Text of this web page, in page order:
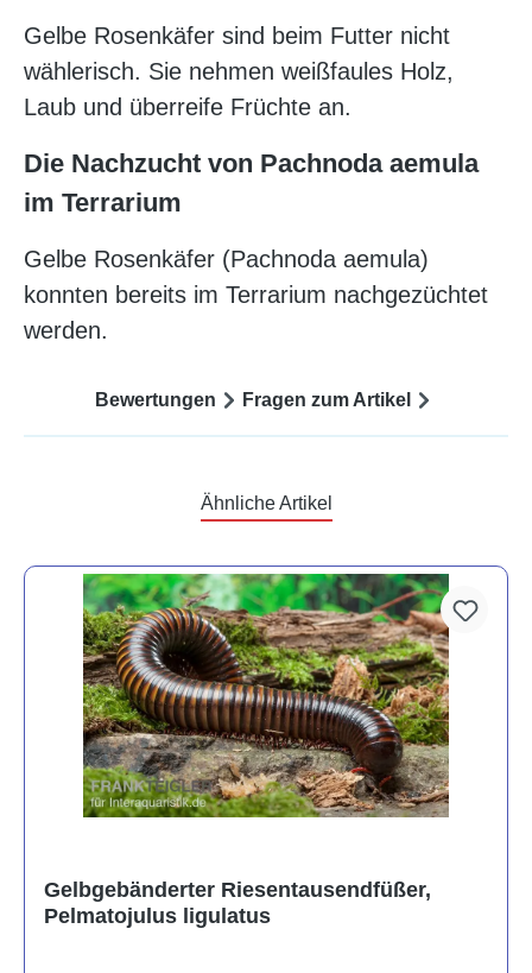
Gelbe Rosenkäfer sind beim Futter nicht
wählerisch. Sie nehmen weißfaules Holz,
Laub und überreife Früchte an.
Die Nachzucht von Pachnoda aemula
im Terrarium
Gelbe Rosenkäfer (Pachnoda aemula)
konnten bereits im Terrarium nachgezüchtet
werden.
Bewertungen Fragen zum Artikel
Ähnliche Artikel
Gelbgebänderter Riesentausendfüßer,
Pelmatojulus ligulatus